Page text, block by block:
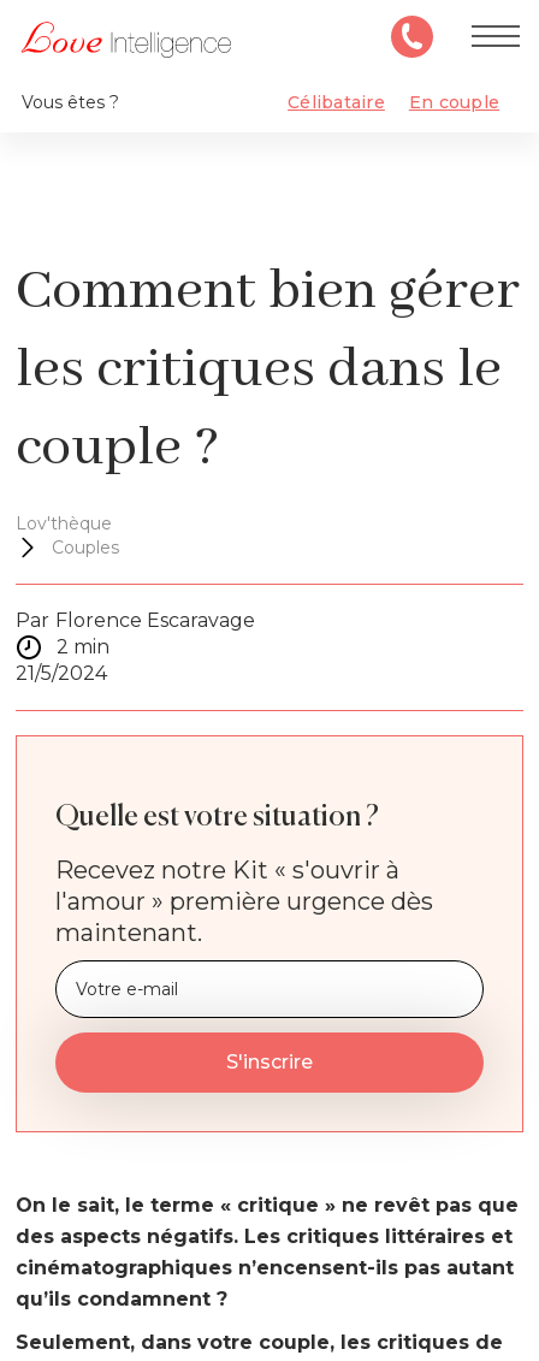
Vous êtes ? Célibataire En couple
Comment bien gérer
les critiques dans le
couple ?
Lov'thèque
Couples
Par Florence Escaravage
2 min
21/5/2024
Quelle est votre situation ?
Recevez notre Kit « s'ouvrir à
l'amour » première urgence dès
maintenant.
On le sait, le terme « critique » ne revêt pas que
des aspects négatifs. Les critiques littéraires et
cinématographiques n’encensent-ils pas autant
qu’ils condamnent ?
Seulement, dans votre couple, les critiques de